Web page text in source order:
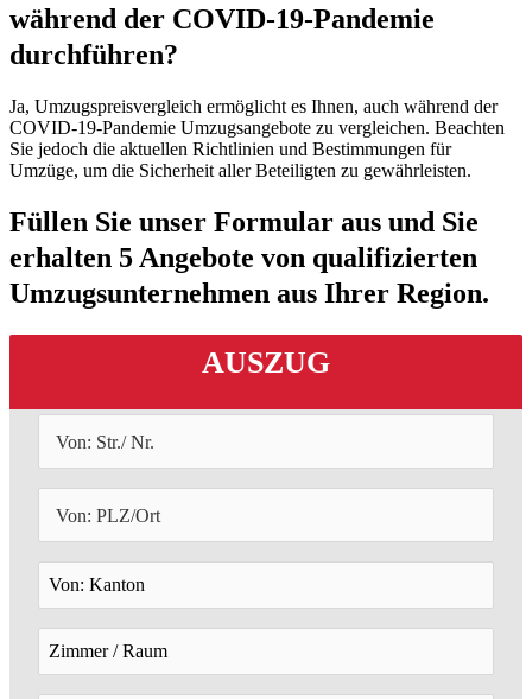
während der COVID-19-Pandemie
durchführen?
Ja, Umzugspreisvergleich ermöglicht es Ihnen, auch während der
COVID-19-Pandemie Umzugsangebote zu vergleichen. Beachten
Sie jedoch die aktuellen Richtlinien und Bestimmungen für
Umzüge, um die Sicherheit aller Beteiligten zu gewährleisten.
Füllen Sie unser Formular aus und Sie
erhalten 5 Angebote von qualifizierten
Umzugsunternehmen aus Ihrer Region.
AUSZUG